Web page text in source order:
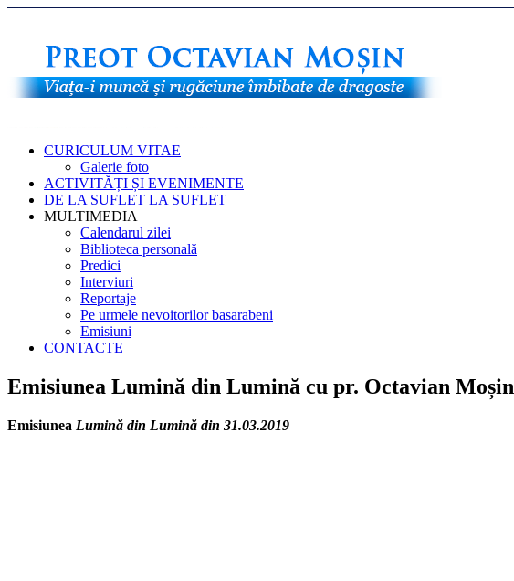
CURICULUM VITAE
Galerie foto
ACTIVITĂȚI ȘI EVENIMENTE
DE LA SUFLET LA SUFLET
MULTIMEDIA
Calendarul zilei
Biblioteca personală
Predici
Interviuri
Reportaje
Pe urmele nevoitorilor basarabeni
Emisiuni
CONTACTE
Emisiunea Lumină din Lumină cu pr. Octavian Moșin
Emisiunea Lumină din Lumină din 31.03.2019